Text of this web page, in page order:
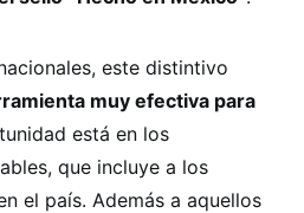
este distintivo
muy efectiva para
está en los
que incluye a los
el país. Además a aquellos